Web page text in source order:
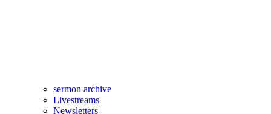
sermon archive
Livestreams
Newsletters